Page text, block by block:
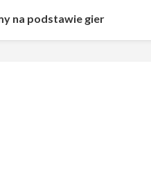
Udostępnij
na podstawie gier